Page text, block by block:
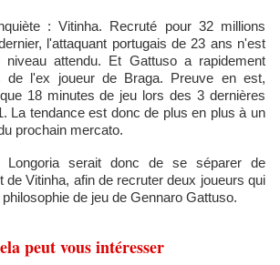
: Vitinha. Recruté pour 32 millions
l'attaquant portugais de 23 ans n'est
attendu. Et Gattuso a rapidement
de l'ex joueur de Braga. Preuve en est,
18 minutes de jeu lors des 3 dernières
La tendance est donc de plus en plus à un
prochain mercato.
de Vitinha, afin de recruter deux joueurs qui
de jeu de Gennaro Gattuso.
peut vous intéresser